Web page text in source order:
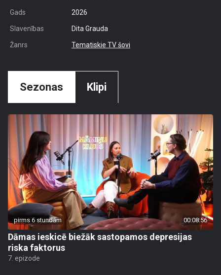
Gads 2026
Slavenības Dita Grauda
Žanrs Tematiskie TV šovi
Sezonas Klipi
pirms 6 stundām 00:08:56
Dāmas ieskicē biežāk sastopamos depresijas
riska faktorus
7. epizode